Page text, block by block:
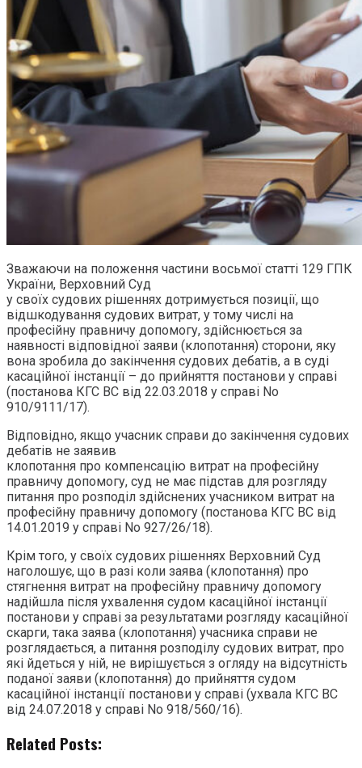
Зважаючи на положення частини восьмої статті 129 ГПК
України, Верховний Суд
у своїх судових рішеннях дотримується позиції, що
відшкодування судових витрат, у тому числі на
професійну правничу допомогу, здійснюється за
наявності відповідної заяви (клопотання) сторони, яку
вона зробила до закінчення судових дебатів, а в суді
касаційної інстанції – до прийняття постанови у справі
(постанова КГС ВС від 22.03.2018 у справі No
910/9111/17).
Відповідно, якщо учасник справи до закінчення судових
дебатів не заявив
клопотання про компенсацію витрат на професійну
правничу допомогу, суд не має підстав для розгляду
питання про розподіл здійснених учасником витрат на
професійну правничу допомогу (постанова КГС ВС від
14.01.2019 у справі No 927/26/18).
Крім того, у своїх судових рішеннях Верховний Суд
наголошує, що в разі коли заява (клопотання) про
стягнення витрат на професійну правничу допомогу
надійшла після ухвалення судом касаційної інстанції
постанови у справі за результатами розгляду касаційної
скарги, така заява (клопотання) учасника справи не
розглядається, а питання розподілу судових витрат, про
які йдеться у ній, не вирішується з огляду на відсутність
поданої заяви (клопотання) до прийняття судом
касаційної інстанції постанови у справі (ухвала КГС ВС
від 24.07.2018 у справі No 918/560/16).
Related Posts: